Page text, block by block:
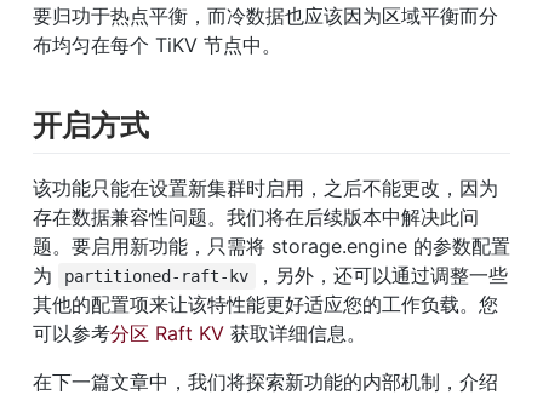
要归功于热点平衡，而冷数据也应该因为区域平衡而分
布均匀在每个 TiKV 节点中。
开启方式
该功能只能在设置新集群时启用，之后不能更改，因为
存在数据兼容性问题。我们将在后续版本中解决此问
题。要启用新功能，只需将 storage.engine 的参数配置
为
partitioned-raft-kv
，另外，还可以通过调整一些
其他的配置项来让该特性能更好适应您的工作负载。您
可以参考分区 Raft KV 获取详细信息。
在下一篇文章中，我们将探索新功能的内部机制，介绍